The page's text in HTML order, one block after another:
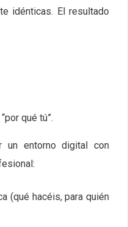
idénticas. El resultado
qué tú”.
un entorno digital con
(qué hacéis, para quién